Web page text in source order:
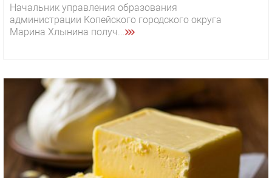
Начальник управления образования
администрации Копейского городского округа
Марина Хлынина получ...